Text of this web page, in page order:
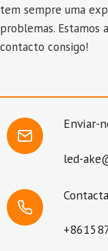
tem sempre uma
problemas. Estamos
contacto consigo!
Enviar-
led-